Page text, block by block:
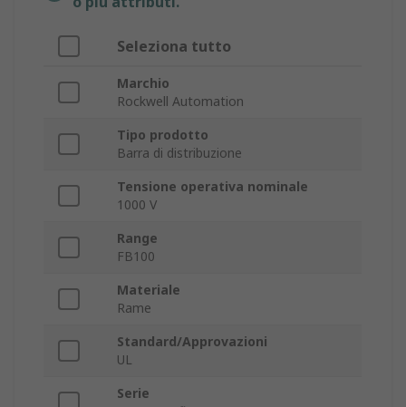
Seleziona tutto
Marchio
Rockwell Automation
Tipo prodotto
Barra di distribuzione
Tensione operativa nominale
1000 V
Range
FB100
Materiale
Rame
Standard/Approvazioni
UL
Serie